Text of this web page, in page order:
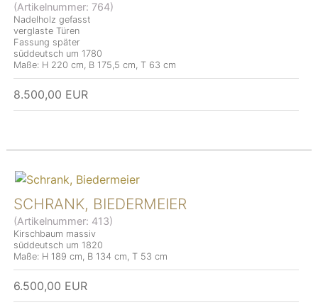
(Artikelnummer: 764)
Nadelholz gefasst
verglaste Türen
Fassung später
süddeutsch um 1780
Maße: H 220 cm, B 175,5 cm, T 63 cm
8.500,00 EUR
SCHRANK, BIEDERMEIER
(Artikelnummer: 413)
Kirschbaum massiv
süddeutsch um 1820
Maße: H 189 cm, B 134 cm, T 53 cm
6.500,00 EUR